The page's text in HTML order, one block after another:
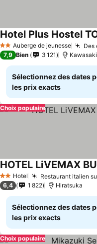
2 ÉtoilesAuberge de jeunesse Des
Hotel Plus Hostel
7,9 Bien 3 121 Kawasaki
Sélectionnez des dates
les prix exacts
Choix populaire
2 Étoiles
Hotel Restaurant italien
HOTEL LiVEMAX
6,4 1 822 Hiratsuka
Sélectionnez des dates
les prix exacts
Choix populaire